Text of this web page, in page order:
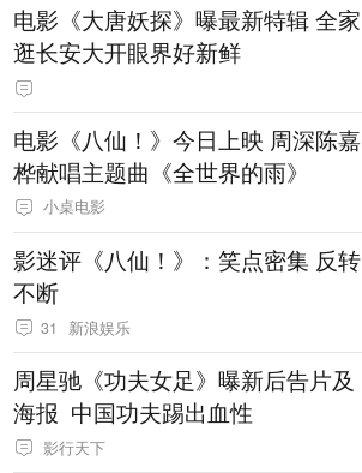
电影《大唐妖探》曝最新特辑 全家
逛长安大开眼界好新鲜
电影《八仙！》今日上映 周深陈嘉
桦献唱主题曲《全世界的雨》
小桌电影
影迷评《八仙！》：笑点密集 反转
不断
31 新浪娱乐
周星驰《功夫女足》曝新后告片及
海报 中国功夫踢出血性
影行天下